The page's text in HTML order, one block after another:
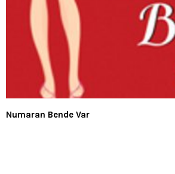
Numaran Bende Var